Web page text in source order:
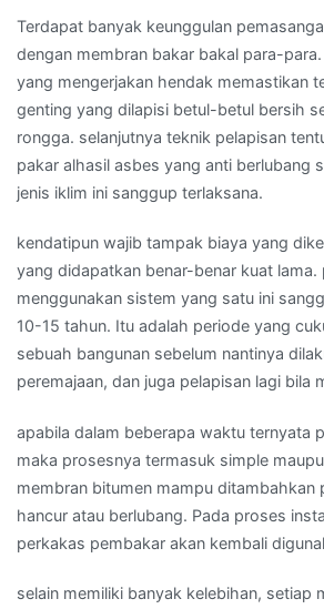
Terdapat banyak keunggulan
dengan membran bakar bakal para-
yang mengerjakan hendak memastikan
genting yang dilapisi betul-betul bersih
rongga. selanjutnya teknik pelapisan
pakar alhasil asbes yang anti berlubang
jenis iklim ini sanggup terlaksana.
kendatipun wajib tampak biaya yang
yang didapatkan benar-benar kuat lama.
menggunakan sistem yang satu ini
10-15 tahun. Itu adalah periode yang
sebuah bangunan sebelum nantinya
peremajaan, dan juga pelapisan lagi bila
apabila dalam beberapa waktu ternyata
maka prosesnya termasuk simple
membran bitumen mampu ditambahkan
hancur atau berlubang. Pada proses
perkakas pembakar akan kembali
selain memiliki banyak kelebihan, setiap